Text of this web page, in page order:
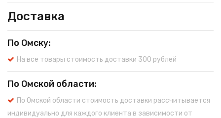
Доставка
По Омску:
На все товары стоимость доставки 300 рублей
По Омской области:
По Омской области стоимость доставки рассчитывается
индивидуально для каждого клиента в зависимости от